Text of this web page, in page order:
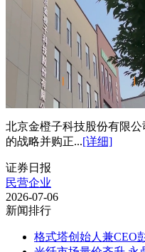
北京金橙子科技股份有限
的战略并购正...[详细]
证券日报
民营企业
2026-07-06
新闻排行
格式塔创始人兼CEO